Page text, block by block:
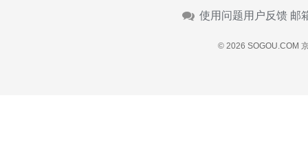
使用问题用户反馈 邮
© 2026 SOGOU.COM